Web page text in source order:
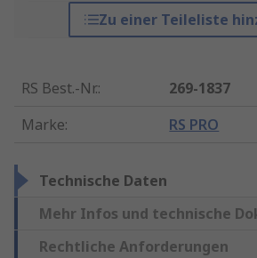
Zu einer Teileliste
RS Best.-Nr.:
269-1837
Marke: RS PRO
Technische Daten
Mehr Infos und technische
Rechtliche Anforderungen